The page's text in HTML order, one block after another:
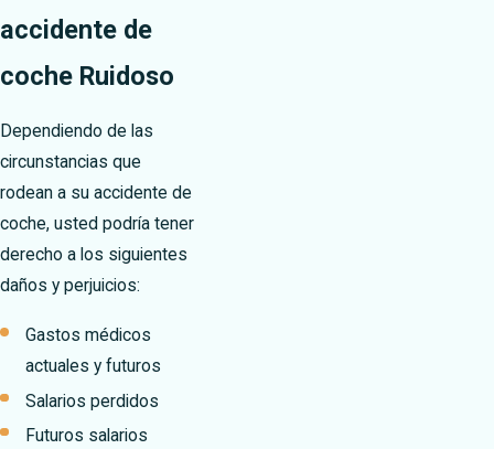
accidente de
coche Ruidoso
Dependiendo de las
circunstancias que
rodean a su accidente de
coche, usted podría tener
derecho a los siguientes
daños y perjuicios:
Gastos médicos
actuales y futuros
Salarios perdidos
Futuros salarios